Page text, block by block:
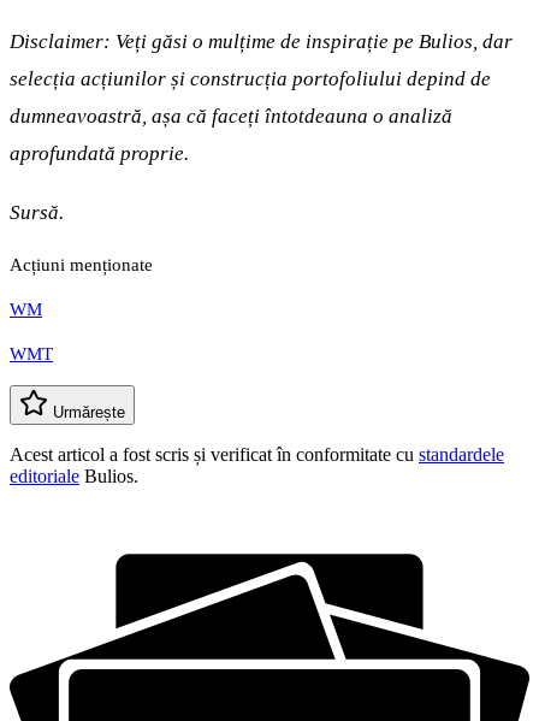
Disclaimer: Veți găsi o mulțime de inspirație pe Bulios, dar
selecția acțiunilor și construcția portofoliului depind de
dumneavoastră, așa că faceți întotdeauna o analiză
aprofundată proprie.
Sursă.
Acțiuni menționate
WM
WMT
Urmărește
Acest articol a fost scris și verificat în conformitate cu standardele
editoriale Bulios.